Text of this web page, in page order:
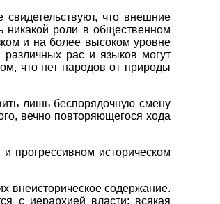
что внешние
никакой роли в общественном
и на более высоком уровне
рас и языков могут
что нет народов от природы
лишь беспорядочную смену
вечно повторяющегося хода
прогрессивном историческом
внеисторическое содержание.
с иерархией власти; всякая